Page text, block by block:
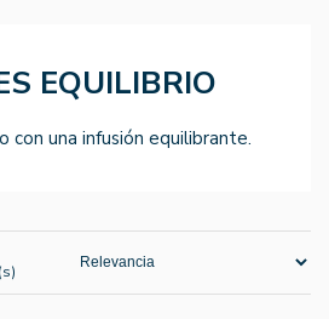
EQUILIBRIO
con una infusión equilibrante.